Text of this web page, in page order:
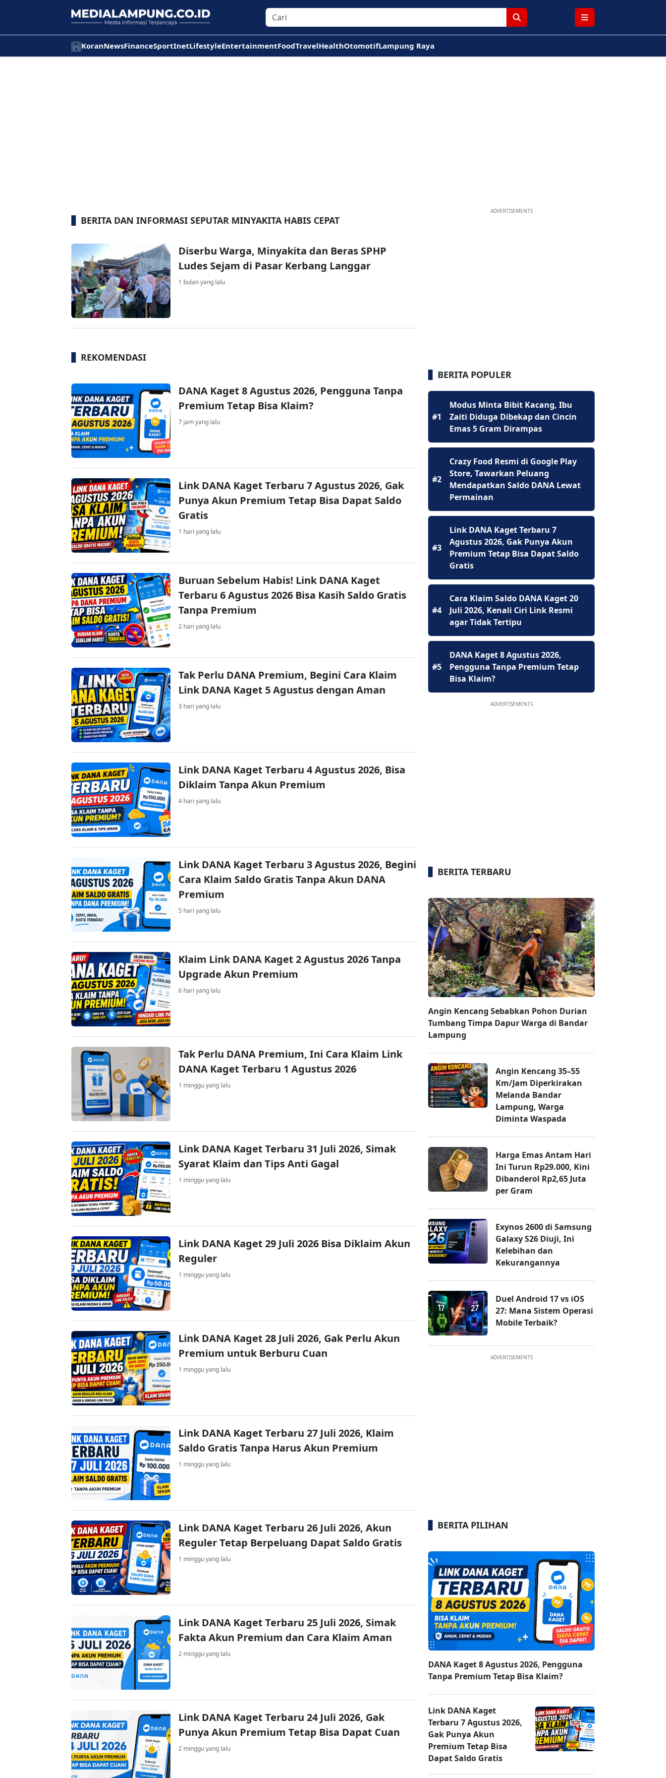
KoranNewsFinanceSportInetLifestyleEntertainmentFoodTravelHealthOtomotifLampung Raya
BERITA DAN INFORMASI SEPUTAR MINYAKITA HABIS CEPAT
Diserbu Warga, Minyakita dan Beras SPHP
Ludes Sejam di Pasar Kerbang Langgar
1 bulan yang lalu
REKOMENDASI
DANA Kaget 8 Agustus 2026, Pengguna Tanpa
Premium Tetap Bisa Klaim?
7 jam yang lalu
Link DANA Kaget Terbaru 7 Agustus 2026, Gak
Punya Akun Premium Tetap Bisa Dapat Saldo
Gratis
1 hari yang lalu
Buruan Sebelum Habis! Link DANA Kaget
Terbaru 6 Agustus 2026 Bisa Kasih Saldo Gratis
Tanpa Premium
2 hari yang lalu
Tak Perlu DANA Premium, Begini Cara Klaim
Link DANA Kaget 5 Agustus dengan Aman
3 hari yang lalu
Link DANA Kaget Terbaru 4 Agustus 2026, Bisa
Diklaim Tanpa Akun Premium
4 hari yang lalu
Link DANA Kaget Terbaru 3 Agustus 2026, Begini
Cara Klaim Saldo Gratis Tanpa Akun DANA
Premium
5 hari yang lalu
Klaim Link DANA Kaget 2 Agustus 2026 Tanpa
Upgrade Akun Premium
6 hari yang lalu
Tak Perlu DANA Premium, Ini Cara Klaim Link
DANA Kaget Terbaru 1 Agustus 2026
1 minggu yang lalu
Link DANA Kaget Terbaru 31 Juli 2026, Simak
Syarat Klaim dan Tips Anti Gagal
1 minggu yang lalu
Link DANA Kaget 29 Juli 2026 Bisa Diklaim Akun
Reguler
1 minggu yang lalu
Link DANA Kaget 28 Juli 2026, Gak Perlu Akun
Premium untuk Berburu Cuan
1 minggu yang lalu
Link DANA Kaget Terbaru 27 Juli 2026, Klaim
Saldo Gratis Tanpa Harus Akun Premium
1 minggu yang lalu
Link DANA Kaget Terbaru 26 Juli 2026, Akun
Reguler Tetap Berpeluang Dapat Saldo Gratis
1 minggu yang lalu
Link DANA Kaget Terbaru 25 Juli 2026, Simak
Fakta Akun Premium dan Cara Klaim Aman
2 minggu yang lalu
Link DANA Kaget Terbaru 24 Juli 2026, Gak
Punya Akun Premium Tetap Bisa Dapat Cuan
2 minggu yang lalu
ADVERTISEMENTS
BERITA POPULER
#1
Modus Minta Bibit Kacang, Ibu
Zaiti Diduga Dibekap dan Cincin
Emas 5 Gram Dirampas
#2
Crazy Food Resmi di Google Play
Store, Tawarkan Peluang
Mendapatkan Saldo DANA Lewat
Permainan
#3
Link DANA Kaget Terbaru 7
Agustus 2026, Gak Punya Akun
Premium Tetap Bisa Dapat Saldo
Gratis
#4
Cara Klaim Saldo DANA Kaget 20
Juli 2026, Kenali Ciri Link Resmi
agar Tidak Tertipu
#5
DANA Kaget 8 Agustus 2026,
Pengguna Tanpa Premium Tetap
Bisa Klaim?
ADVERTISEMENTS
BERITA TERBARU
Angin Kencang Sebabkan Pohon Durian
Tumbang Timpa Dapur Warga di Bandar
Lampung
Angin Kencang 35–55
Km/Jam Diperkirakan
Melanda Bandar
Lampung, Warga
Diminta Waspada
Harga Emas Antam Hari
Ini Turun Rp29.000, Kini
Dibanderol Rp2,65 Juta
per Gram
Exynos 2600 di Samsung
Galaxy S26 Diuji, Ini
Kelebihan dan
Kekurangannya
Duel Android 17 vs iOS
27: Mana Sistem Operasi
Mobile Terbaik?
ADVERTISEMENTS
BERITA PILIHAN
DANA Kaget 8 Agustus 2026, Pengguna
Tanpa Premium Tetap Bisa Klaim?
Link DANA Kaget
Terbaru 7 Agustus 2026,
Gak Punya Akun
Premium Tetap Bisa
Dapat Saldo Gratis